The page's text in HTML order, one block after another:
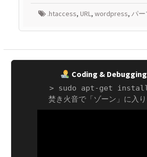
.htaccess, URL, wordpress, パー
Coding & Debugging
> sudo apt-get
焚き火音で「ゾーン」に入